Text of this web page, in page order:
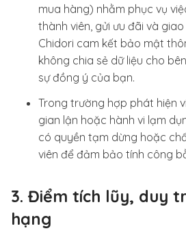
mua hàng) nhằm phục vụ
thành viên, gửi ưu đãi và
Chidori cam kết bảo mật
không chia sẻ dữ liệu cho
sự đồng ý của bạn.
Trong trường hợp phát hiện
gian lận hoặc hành vi lạm
có quyền tạm dừng hoặc
viên để đảm bảo tính công
3. Điểm tích lũy, duy
hạng